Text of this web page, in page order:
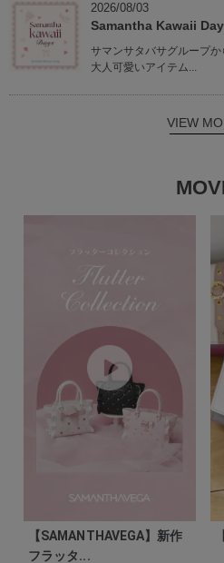
2026/08/03
Samantha Kawaii
サマンサタバサグループか
大人可愛いアイテム...
VIEW
【SAMANTHAVEGA】新作
フラッタ...